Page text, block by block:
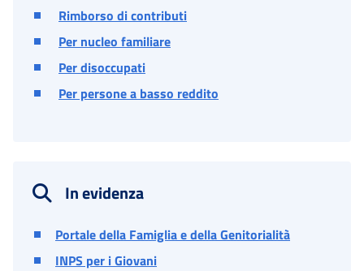
Rimborso di contributi
Per nucleo familiare
Per disoccupati
Per persone a basso reddito
In evidenza
Portale della Famiglia e della Genitorialità
INPS per i Giovani